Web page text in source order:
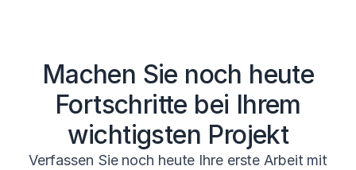
Machen Sie noch heute
Fortschritte bei Ihrem
wichtigsten Projekt
Verfassen Sie noch heute Ihre erste Arbeit mit